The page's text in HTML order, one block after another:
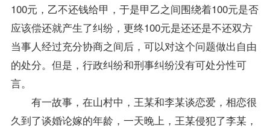
100元，乙不还钱给甲，于是甲乙之间围绕着100元是否
应该偿还就产生了纠纷，更终100元是还还是不还双方
当事人经过充分协商之间后，可以对这个问题做出自由
的处分。但是，行政纠纷和刑事纠纷没有可处分性可
言。
有一故事，在山村中，王某和李某谈恋爱，相恋很
久到了谈婚论嫁的年龄，一天晚上，王某侵犯了李某，